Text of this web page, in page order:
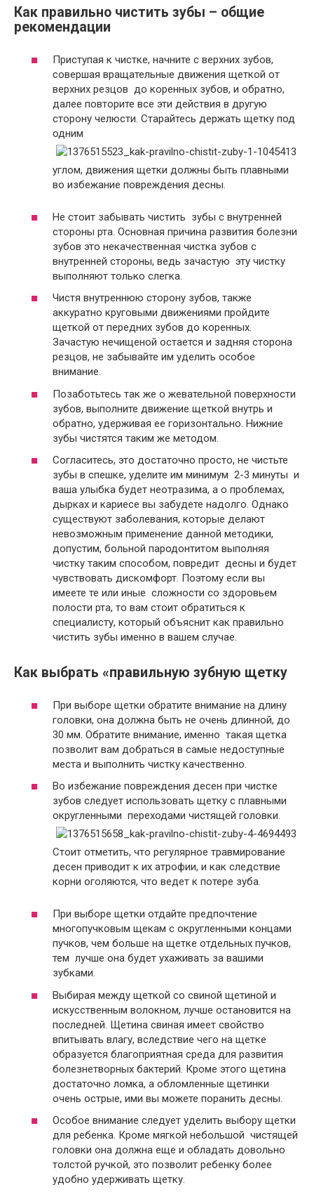
Как правильно чистить зубы – общие
рекомендации
Приступая к чистке, начните с верхних зубов,
совершая вращательные движения щеткой от
верхних резцов до коренных зубов, и обратно,
далее повторите все эти действия в другую
сторону челюсти. Старайтесь держать щетку под
одним
углом, движения щетки должны быть плавными
во избежание повреждения десны.
Не стоит забывать чистить зубы с внутренней
стороны рта. Основная причина развития болезни
зубов это некачественная чистка зубов с
внутренней стороны, ведь зачастую эту чистку
выполняют только слегка.
Чистя внутреннюю сторону зубов, также
аккуратно круговыми движениями пройдите
щеткой от передних зубов до коренных.
Зачастую нечищеной остается и задняя сторона
резцов, не забывайте им уделить особое
внимание.
Позаботьтесь так же о жевательной поверхности
зубов, выполните движение щеткой внутрь и
обратно, удерживая ее горизонтально. Нижние
зубы чистятся таким же методом.
Согласитесь, это достаточно просто, не чистьте
зубы в спешке, уделите им минимум 2-3 минуты и
ваша улыбка будет неотразима, а о проблемах,
дырках и кариесе вы забудете надолго. Однако
существуют заболевания, которые делают
невозможным применение данной методики,
допустим, больной пародонтитом выполняя
чистку таким способом, повредит десны и будет
чувствовать дискомфорт. Поэтому если вы
имеете те или иные сложности со здоровьем
полости рта, то вам стоит обратиться к
специалисту, который объяснит как правильно
чистить зубы именно в вашем случае.
Как выбрать «правильную зубную щетку
При выборе щетки обратите внимание на длину
головки, она должна быть не очень длинной, до
30 мм. Обратите внимание, именно такая щетка
позволит вам добраться в самые недоступные
места и выполнить чистку качественно.
Во избежание повреждения десен при чистке
зубов следует использовать щетку с плавными
округленными переходами чистящей головки.
Стоит отметить, что регулярное травмирование
десен приводит к их атрофии, и как следствие
корни оголяются, что ведет к потере зуба.
При выборе щетки отдайте предпочтение
многопучковым щекам с округленными концами
пучков, чем больше на щетке отдельных пучков,
тем лучше она будет ухаживать за вашими
зубками.
Выбирая между щеткой со свиной щетиной и
искусственным волокном, лучше остановится на
последней. Щетина свиная имеет свойство
впитывать влагу, вследствие чего на щетке
образуется благоприятная среда для развития
болезнетворных бактерий. Кроме этого щетина
достаточно ломка, а обломленные щетинки
очень острые, ими вы можете поранить десны.
Особое внимание следует уделить выбору щетки
для ребенка. Кроме мягкой небольшой чистящей
головки она должна еще и обладать довольно
толстой ручкой, это позволит ребенку более
удобно удерживать щетку.